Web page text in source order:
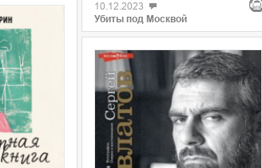
10.12.2023
Убиты под Москвой